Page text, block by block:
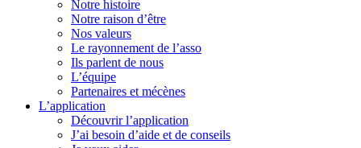
Notre histoire
Notre raison d’être
Nos valeurs
Le rayonnement de l’asso
Ils parlent de nous
L’équipe
Partenaires et mécènes
L’application
Découvrir l’application
J’ai besoin d’aide et de conseils